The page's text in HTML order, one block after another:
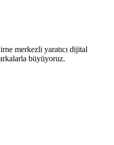
merkezli yaratıcı dijital
büyüyoruz.